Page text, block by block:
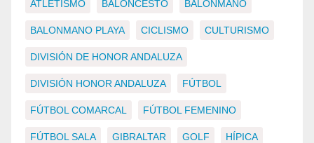
ATLETISMO BALONCESTO BALONMANO
BALONMANO PLAYA CICLISMO CULTURISMO
DIVISIÓN DE HONOR ANDALUZA
DIVISIÓN HONOR ANDALUZA FÚTBOL
FÚTBOL COMARCAL FÚTBOL FEMENINO
FÚTBOL SALA GIBRALTAR GOLF HÍPICA